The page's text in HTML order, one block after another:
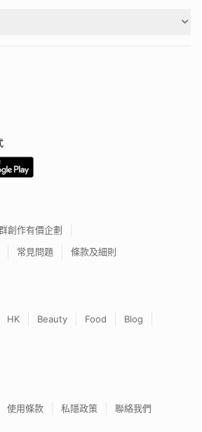
創作有價企劃
常見問題 條款及細則
HK Beauty Food
Blog
使用條款 私隱政策 聯絡我們